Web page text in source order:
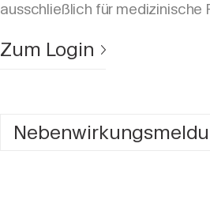
ausschließlich für medizinische
Zum Login